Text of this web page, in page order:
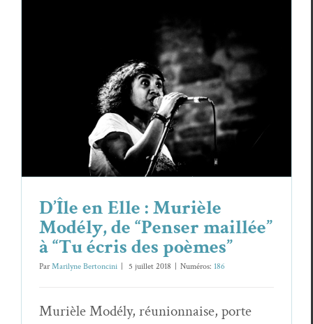
D’Île en Elle : Murièle Modély, de
“Penser maillée” à “Tu écris des
poèmes”
Essais & Chroniques Murièle Mod­é­ly
D’Île en Elle : Murièle
Modély, de “Penser maillée”
à “Tu écris des poèmes”
ParMarilyne Bertoncini 5 juil­let 2018 Numéros: 186
Murièle Mod­é­ly, réu­nion­naise, porte